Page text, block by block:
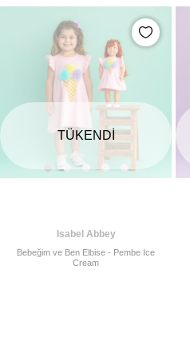
TÜKENDI
Isabel Abbey
Bebeğim ve Ben Elbise - Pembe Ice
Cream